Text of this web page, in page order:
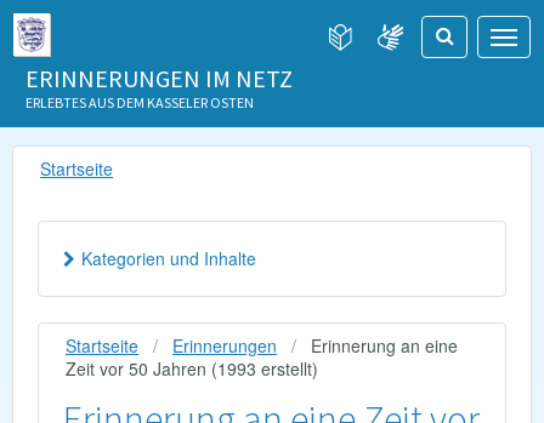
ERINNERUNGEN IM NETZ
ERLEBTES AUS DEM KASSELER OSTEN
Startseite
Startseite Erinnerungen
Erinnerung an eine
Zeit vor 50 Jahren (1993 erstellt)
Kategorien und Inhalte